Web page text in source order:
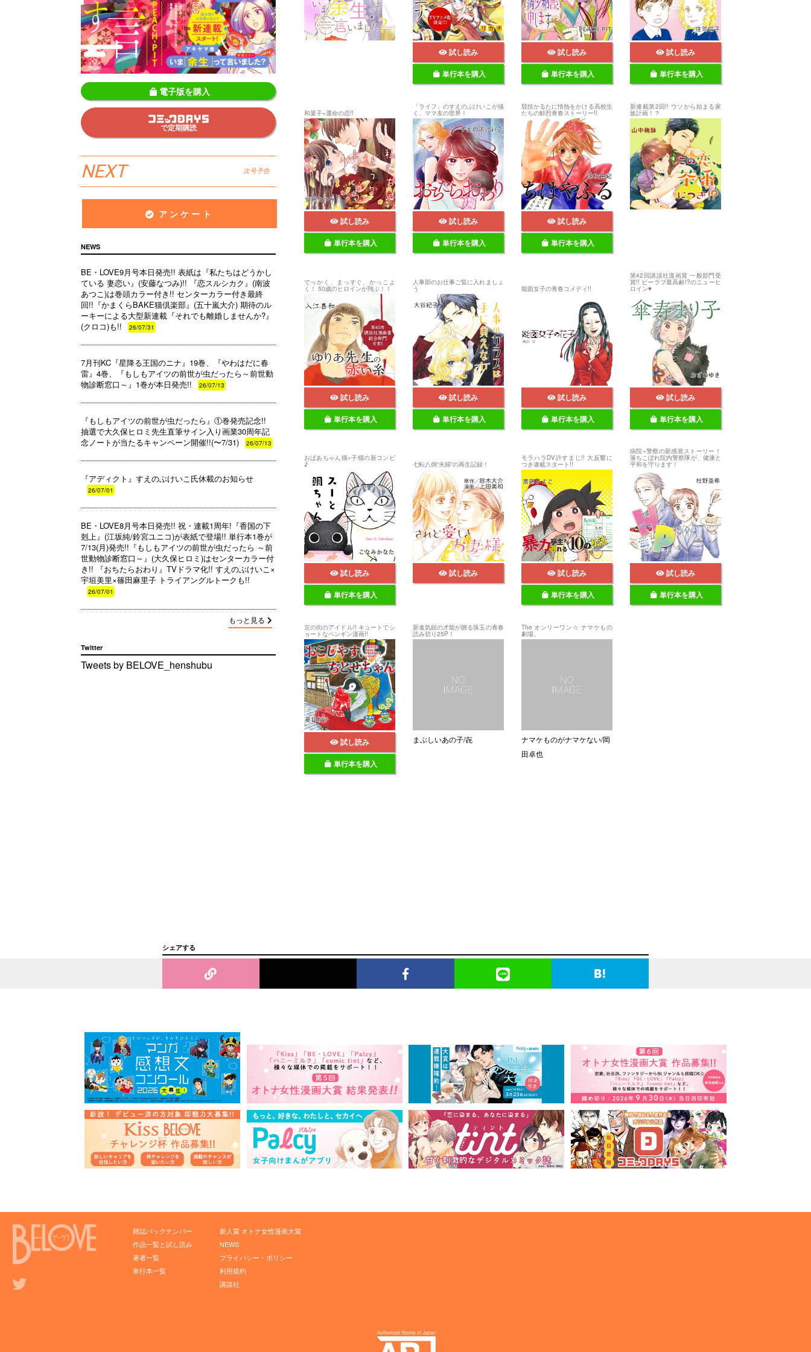
電子版を購入
で定期購読
NEXT 次号予告
アンケート
NEWS
BE・LOVE9月号本日発売!! 表紙は『私たちはどうかし
ている 妻恋い』(安藤なつみ)!! 『恋スルシカク』(南波
あつこ)は巻頭カラー付き!! センターカラー付き最終
回!!『かまくらBAKE猫倶楽部』(五十嵐大介) 期待のル
ーキーによる大型新連載『それでも離婚しませんか?』
(クロコ)も!!
26/07/31
7月刊KC『星降る王国のニナ』19巻、『やわはだに春
雷』4巻、『もしもアイツの前世が虫だったら～前世動
物診断窓口～』1巻が本日発売!!
26/07/13
『もしもアイツの前世が虫だったら』①巻発売記念!!
抽選で大久保ヒロミ先生直筆サイン入り画業30周年記
念ノートが当たるキャンペーン開催!!(〜7/31)
26/07/13
『アディクト』すえのぶけいこ氏休載のお知らせ
26/07/01
BE・LOVE8月号本日発売!! 祝・連載1周年!『香国の下
剋上』(江坂純/鈴宮ユニコ)が表紙で登場!! 単行本1巻が
7/13(月)発売!!『もしもアイツの前世が虫だったら ～前
世動物診断窓口～』(大久保ヒロミ)はセンターカラー付
き!! 『おちたらおわり』TVドラマ化!! すえのぶけいこ×
宇垣美里×篠田麻里子 トライアングルトークも!!
26/07/01
もっと見る
Twitter
Tweets by BELOVE_henshubu
試し読み
単行本を購入
試し読み
単行本を購入
試し読み
単行本を購入
和菓子×運命の恋!!
試し読み
単行本を購入
「ライフ」のすえのぶけいこが描
く、ママ友の世界！
試し読み
単行本を購入
競技かるたに情熱をかける高校生
たちの鮮烈青春ストーリー!!
試し読み
単行本を購入
新連載第2回!! ウソから始まる家
族計画！？
でっかく、まっすぐ、かっこよ
く！ 50歳のヒロインが翔ぶ！！
試し読み
単行本を購入
人事部のお仕事ご覧に入れましょ
う
試し読み
単行本を購入
能面女子の青春コメディ!!
試し読み
単行本を購入
第42回講談社漫画賞 一般部門受
賞!! ビーラブ最高齢!?のニューヒ
ロイン♥
試し読み
単行本を購入
おばあちゃん猫×子猫の新コンビ
♪
試し読み
単行本を購入
七転八倒“夫婦”の再生記録！
試し読み
モラハラDV許すまじ!! 大反響に
つき連載スタート!!
試し読み
単行本を購入
病院×警察の新感覚ストーリー！
落ちこぼれ院内警察隊が、健康と
平和を守ります！
試し読み
単行本を購入
京の街のアイドル!! キュートでシ
ョートなペンギン漫画!!
試し読み
単行本を購入
新進気鋭の才能が贈る珠玉の青春
読み切り25P！
まぶしいあの子/㐂
The オンリーワン☆ ナマケもの
劇場。
ナマケものがナマケない/岡
田卓也
シェアする
雑誌バックナンバー
作品一覧と試し読み
著者一覧
単行本一覧
新人賞 オトナ女性漫画大賞
NEWS
プライバシー・ポリシー
利用規約
講談社